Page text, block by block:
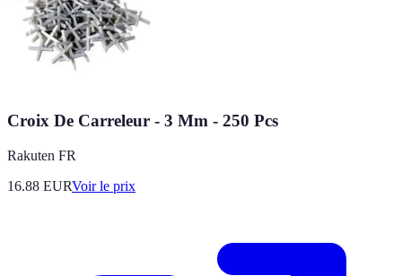
Croix De Carreleur - 3 Mm - 250 Pcs
Rakuten FR
16.88 EURVoir le prix